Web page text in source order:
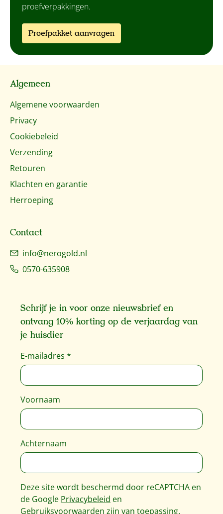
proefverpakkingen.
Proefpakket aanvragen
Algemeen
Algemene voorwaarden
Privacy
Cookiebeleid
Verzending
Retouren
Klachten en garantie
Herroeping
Contact
info@nerogold.nl
0570-635908
Schrijf je in voor onze nieuwsbrief en
ontvang 10% korting op de verjaardag van
je huisdier
E-mailadres *
Voornaam
Achternaam
Deze site wordt beschermd door reCAPTCHA en
de Google Privacybeleid en
Gebruiksvoorwaarden zijn van toepassing.